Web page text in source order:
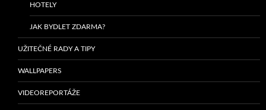
HOTELY
JAK BYDLET ZDARMA?
UŽITEČNÉ RADY A TIPY
WALLPAPERS
VIDEOREPORTÁŽE